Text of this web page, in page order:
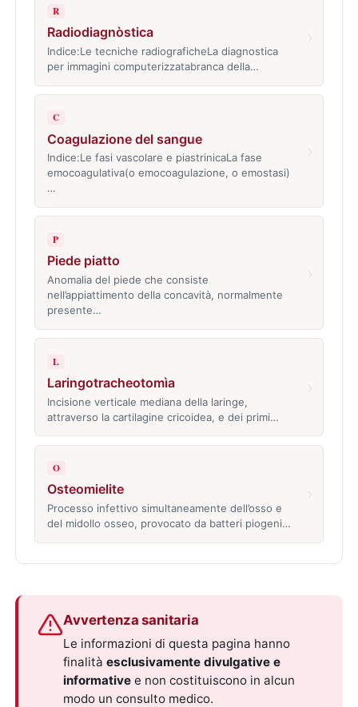
R
Radiodiagnòstica
Indice:Le tecniche radiograficheLa diagnostica
per immagini computerizzatabranca della…
C
Coagulazione del sangue
Indice:Le fasi vascolare e piastrinicaLa fase
emocoagulativa(o emocoagulazione, o emostasi)
…
P
Piede piatto
Anomalia del piede che consiste
nell’appiattimento della concavità, normalmente
presente…
L
Laringotracheotomìa
Incisione verticale mediana della laringe,
attraverso la cartilagine cricoidea, e dei primi…
O
Osteomielite
Processo infettivo simultaneamente dell’osso e
del midollo osseo, provocato da batteri piogeni…
Avvertenza sanitaria
Le informazioni di questa pagina hanno
finalitàesclusivamente divulgative e
informative e non costituiscono in alcun
modo un consulto medico.